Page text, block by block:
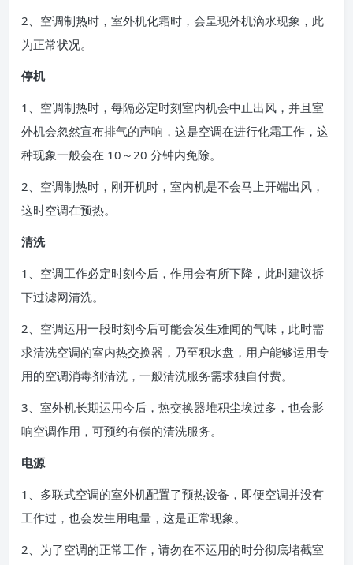
2、空调制热时，室外机化霜时，会呈现外机滴水现象，此
为正常状况。
停机
1、空调制热时，每隔必定时刻室内机会中止出风，并且室
外机会忽然宣布排气的声响，这是空调在进行化霜工作，这
种现象一般会在 10～20 分钟内免除。
2、空调制热时，刚开机时，室内机是不会马上开端出风，
这时空调在预热。
清洗
1、空调工作必定时刻今后，作用会有所下降，此时建议拆
下过滤网清洗。
2、空调运用一段时刻今后可能会发生难闻的气味，此时需
求清洗空调的室内热交换器，乃至积水盘，用户能够运用专
用的空调消毒剂清洗，一般清洗服务需求独自付费。
3、室外机长期运用今后，热交换器堆积尘埃过多，也会影
响空调作用，可预约有偿的清洗服务。
电源
1、多联式空调的室外机配置了预热设备，即便空调并没有
工作过，也会发生用电量，这是正常现象。
2、为了空调的正常工作，请勿在不运用的时分彻底堵截室